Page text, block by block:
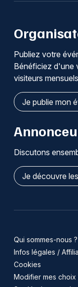
Publiez votre
Bénéficiez d'une
visiteurs
Je publie mon
Discutons
Je découvre
Qui sommes-nous ?
Infos légales /
Cookies
Modifier mes